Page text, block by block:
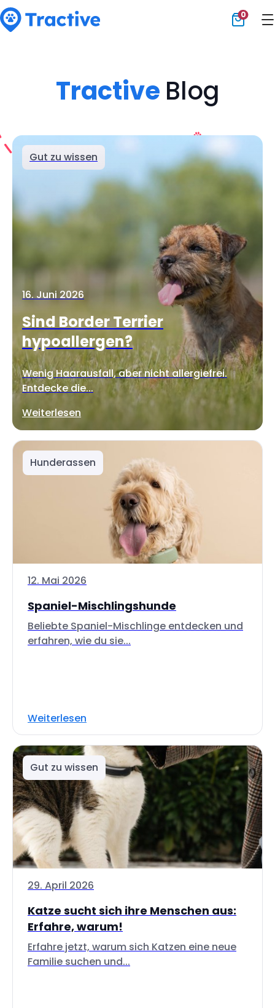
0
Tractive Blog
Gut zu wissen
16. Juni 2026
Sind Border Terrier
hypoallergen?
Wenig Haarausfall, aber nicht allergiefrei.
Entdecke die...
Weiterlesen
Hunderassen
12. Mai 2026
Spaniel-Mischlingshunde
Beliebte Spaniel-Mischlinge entdecken und
erfahren, wie du sie...
Weiterlesen
Gut zu wissen
29. April 2026
Katze sucht sich ihre Menschen aus:
Erfahre, warum!
Erfahre jetzt, warum sich Katzen eine neue
Familie suchen und...